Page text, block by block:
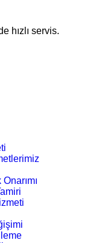
hızlı servis.